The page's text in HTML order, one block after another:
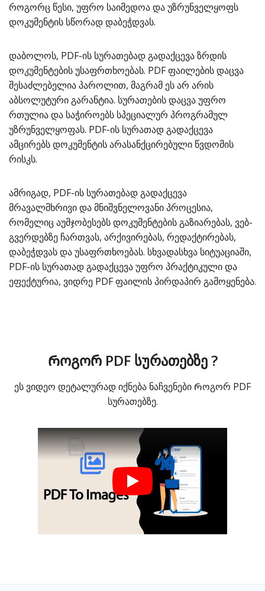
როგორც წესი, უფრო საიმედოა და უზრუნველყოფს
დოკუმენტის სწორად დაბეჭდვას.
დაბოლოს, PDF-ის სურათებად გადაქცევა ზრდის
დოკუმენტების უსაფრთხოებას. PDF ფაილების დაცვა
შესაძლებელია პაროლით, მაგრამ ეს არ არის
აბსოლუტური გარანტია. სურათების დაცვა უფრო
რთულია და საჭიროებს სპეციალურ პროგრამულ
უზრუნველყოფას. PDF-ის სურათად გადაქცევა
ამცირებს დოკუმენტის არასანქცირებული წვდომის
რისკს.
ამრიგად, PDF-ის სურათებად გადაქცევა
მრავალმხრივი და მნიშვნელოვანი პროცესია,
რომელიც აუმჯობესებს დოკუმენტების გაზიარებას, ვებ-
გვერდებზე ჩართვას, არქივირებას, რედაქტირებას,
დაბეჭდვას და უსაფრთხოებას. სხვადასხვა სიტუაციაში,
PDF-ის სურათად გადაქცევა უფრო პრაქტიკული და
ეფექტურია, ვიდრე PDF ფაილის პირდაპირ გამოყენება.
Როგორ PDF სურათებზე ?
ეს ვიდეო დეტალურად იქნება ნაჩვენები Როგორ PDF
სურათებზე.